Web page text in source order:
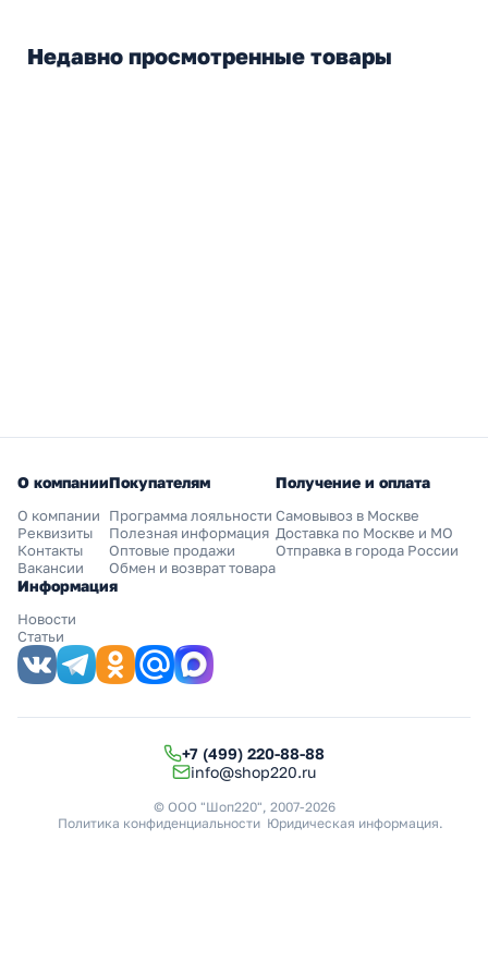
Недавно просмотренные товары
О компании
О компании
Реквизиты
Контакты
Вакансии
Покупателям
Программа лояльности
Полезная информация
Оптовые продажи
Обмен и возврат товара
Получение и оплата
Самовывоз в Москве
Доставка по Москве и МО
Отправка в города России
Информация
Новости
Статьи
+7 (499) 220-88-88
info@shop220.ru
© ООО "Шоп220", 2007-2026
Политика конфиденциальности Юридическая информация.